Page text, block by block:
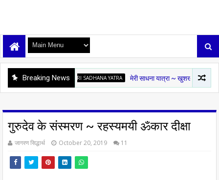
Breaking News
MERI SADHANA YATRA मेरी साधना यात्रा ~ खुशखबरी OSHO
गुरुदेव के संस्मरण ~ रहस्यमयी ॐकार दीक्षा
जागरण सिद्धार्थ October 20, 2019 11